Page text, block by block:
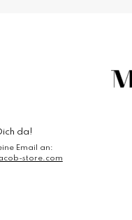
da!
Email an:
store.com